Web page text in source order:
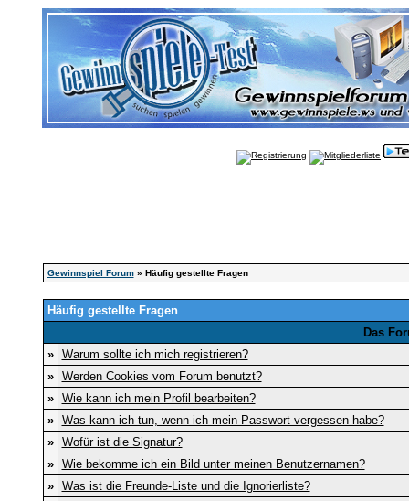
Gewinnspiel Forum» Häufig gestellte Fragen
Häufig gestellte Fragen
Das
»
Warum sollte ich mich registrieren?
»
Werden Cookies vom Forum benutzt?
»
Wie kann ich mein Profil bearbeiten?
»
Was kann ich tun, wenn ich mein Passwort vergessen habe?
»
Wofür ist die Signatur?
»
Wie bekomme ich ein Bild unter meinen Benutzernamen?
»
Was ist die Freunde-Liste und die Ignorierliste?